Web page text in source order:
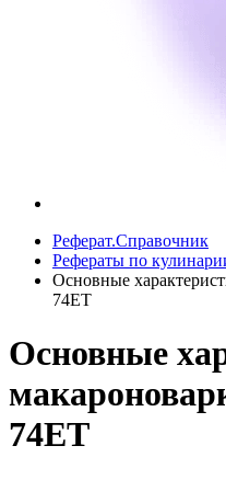
Реферат.Справочник
Рефераты по
Основные
74ET
Основные
74ET